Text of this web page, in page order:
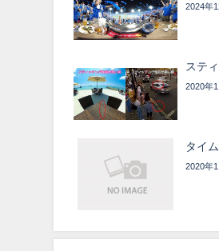
2024年
ステ
2020年
タイ
2020年